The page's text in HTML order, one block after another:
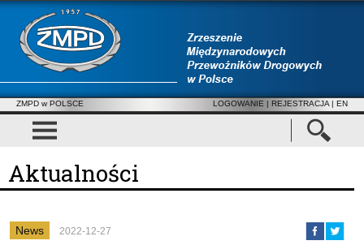
ZMPD w POLSCE LOGOWANIE | REJESTRACJA | EN
Aktualności
News 2022-12-27